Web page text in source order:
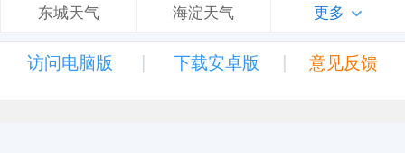
东城天气 海淀天气 更多
访问电脑版 | 下载安卓版 | 意见反馈